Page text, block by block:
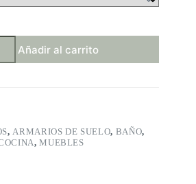
Añadir al carrito
,ARMARIOS DE SUELO, BAÑO,
,MUEBLES